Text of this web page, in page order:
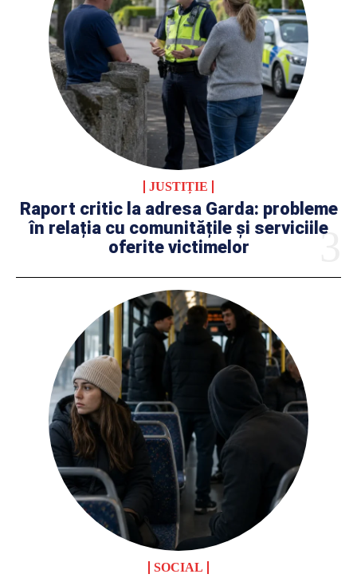
JUSTIȚIE
Raport critic la adresa Garda: probleme
în relația cu comunitățile și serviciile
oferite victimelor
SOCIAL